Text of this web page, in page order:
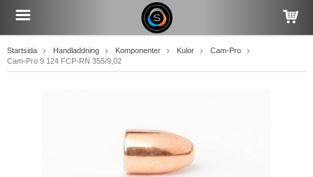
Startsida Handladdning Komponenter Kulor
Cam-Pro
Cam-Pro 9 124 FCP-RN 355/9,02